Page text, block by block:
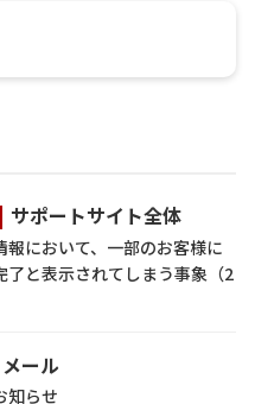
サポートサイト全体
報において、一部のお客様に
と表示されてしまう事象（2
ール
知らせ